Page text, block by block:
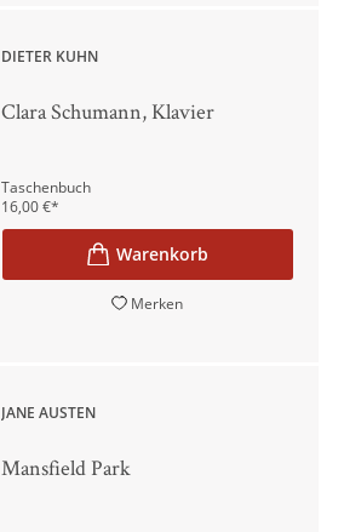
DIETER KÜHN
Clara Schumann, Klavier
Taschenbuch
16,00€*
Merken
JANE AUSTEN
Mansfield Park